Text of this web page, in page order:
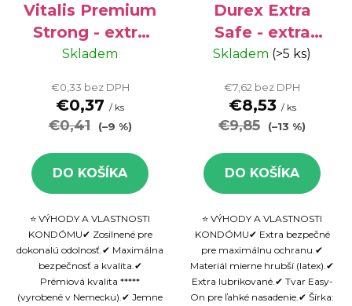
Vitalis Premium
Strong - extra
bezpečné
Skladem
€0,33 bez DPH
€0,37 / ks
€0,41 (–9 %)
DO KOŠÍKA
⭐ VÝHODY A VLASTNOSTI
KONDÓMU✔ Zosilnené pre
dokonalú odolnosť.✔ Maximálna
bezpečnosť a kvalita.✔
Prémiová kvalita *****
(vyrobené v Nemecku).✔ Jemne
Durex Extra
Safe - extra
bezpečné
Skladem (>5 ks)
€7,62 bez DPH
€8,53 / ks
€9,85 (–13 %)
DO KOŠÍKA
⭐ VÝHODY A VLASTNOSTI
KONDÓMU✔ Extra bezpečné
pre maximálnu ochranu.✔
Materiál mierne hrubší (latex).✔
Extra lubrikované.✔ Tvar Easy-
On pre ľahké nasadenie.✔ Šírka: